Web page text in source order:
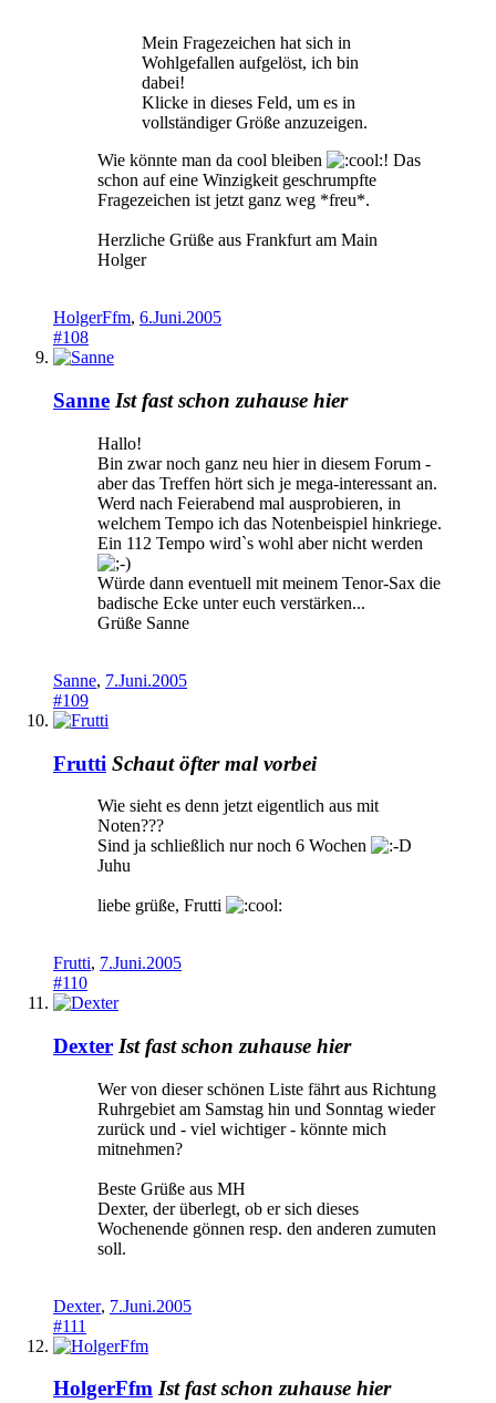
Mein Fragezeichen hat sich in
Wohlgefallen aufgelöst, ich bin
dabei!
Klicke in dieses Feld, um es in
vollständiger Größe anzuzeigen.
Wie könnte man da cool bleiben
! Das
schon auf eine Winzigkeit geschrumpfte
Fragezeichen ist jetzt ganz weg *freu*.
Herzliche Grüße aus Frankfurt am Main
Holger
HolgerFfm, 6.Juni.2005
#108
Sanne Ist fast schon zuhause hier
Hallo!
Bin zwar noch ganz neu hier in diesem Forum -
aber das Treffen hört sich je mega-interessant an.
Werd nach Feierabend mal ausprobieren, in
welchem Tempo ich das Notenbeispiel hinkriege.
Ein 112 Tempo wird`s wohl aber nicht werden
Würde dann eventuell mit meinem Tenor-Sax die
badische Ecke unter euch verstärken...
Grüße Sanne
Sanne, 7.Juni.2005
#109
Frutti Schaut öfter mal vorbei
Wie sieht es denn jetzt eigentlich aus mit
Noten???
Sind ja schließlich nur noch 6 Wochen
Juhu
liebe grüße, Frutti
Frutti, 7.Juni.2005
#110
Dexter Ist fast schon zuhause hier
Wer von dieser schönen Liste fährt aus Richtung
Ruhrgebiet am Samstag hin und Sonntag wieder
zurück und - viel wichtiger - könnte mich
mitnehmen?
Beste Grüße aus MH
Dexter, der überlegt, ob er sich dieses
Wochenende gönnen resp. den anderen zumuten
soll.
Dexter, 7.Juni.2005
#111
HolgerFfm Ist fast schon zuhause hier